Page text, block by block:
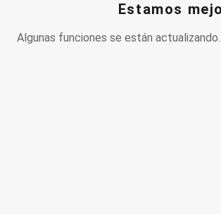
Estamos
Algunas funciones se están